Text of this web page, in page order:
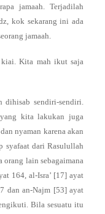
jamaah. Terjadilah
kok sekarang ini ada
jamaah.
Kita mah ikut saja
dihisab sendiri-sendiri.
yang kita lakukan juga
nyaman karena akan
syafaat dari Rasulullah
orang lain sebagaimana
164, al-Isra’ [17] ayat
dan an-Najm [53] ayat
Bila sesuatu itu